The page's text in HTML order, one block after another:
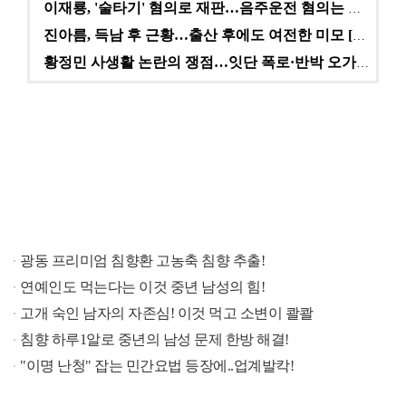
황정민 사생활 논란의 쟁점…잇단 폭로·반박 오가는 소모…